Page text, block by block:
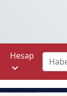
Hesap